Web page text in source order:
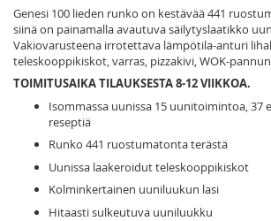
Genesi 100 lieden runko on kestävää 441
siinä on painamalla avautuva säilytyslaatikko
Vakiovarusteena irrotettava lämpötila-anturi
teleskooppikiskot, varras, pizzakivi, WOK-
TOIMITUSAIKA TILAUKSESTA 8-12 VIIKKOA.
Isommassa uunissa 15 uunitoimintoa, 37
reseptiä
Runko 441 ruostumatonta terästä
Uunissa laakeroidut teleskooppikiskot
Kolminkertainen uuniluukun lasi
Hitaasti sulkeutuva uuniluukku